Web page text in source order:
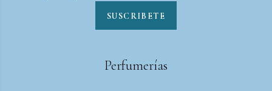
SUSCRIBETE
Perfumerías